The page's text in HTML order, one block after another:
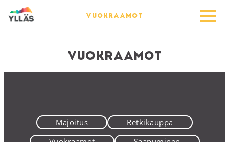
VUOKRAAMOT
Vuokraamot
Majoitus
Retkikauppa